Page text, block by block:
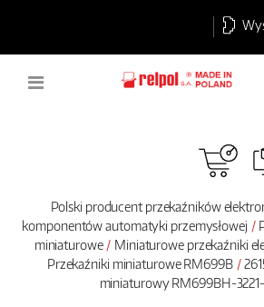
Polski producent przekaźników
komponentów automatyki przemysłowej
miniaturowe
Miniaturowe przekaźniki
Przekaźniki miniaturowe RM699B
miniaturowy RM699BH-